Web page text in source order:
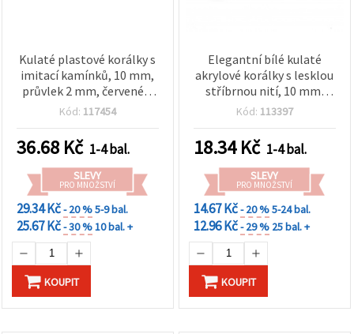
Kulaté plastové korálky s
imitací kamínků, 10 mm,
průvlek 2 mm, červené –
50 g (~85 ks)
Kód: 117454
36.68 Kč 1-4 bal.
SLEVY
PRO MNOŽSTVÍ
29.34 Kč- 20 %5-9 bal.
25.67 Kč- 30 %10 bal. +
KOUPIT
Elegantní bílé kulaté
akrylové korálky s lesklou
stříbrnou nití, 10 mm,
průvlek 2 mm – 20 g (cca
dekorativní bižuterie a
kreativní DIY tvoření
Kód: 113397
18.34Kč 1-4 bal.
SLEVY
PRO MNOŽSTVÍ
14.67 Kč- 20 %5-24 bal.
12.96 Kč- 29 % 25 bal. +
KOUPIT